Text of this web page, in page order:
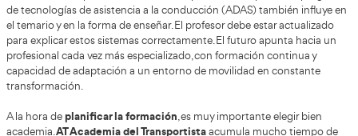
Preparación inteligente: estrategia de
típicos y cómo llegar fuerte a las pruebas
Unapreparación eficaz combina rutina, técnica y